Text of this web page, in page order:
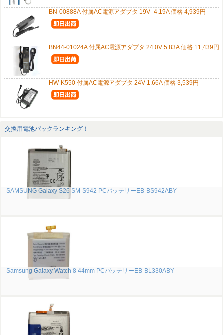
BN-00888A 付属AC電源アダプタ 19V--4.19A 価格 4,939円
BN44-01024A 付属AC電源アダプタ 24.0V 5.83A 価格 11,439円
HW-K550 付属AC電源アダプタ 24V 1.66A 価格 3,539円
交換用電池パックランキング！
SAMSUNG Galaxy S26 SM-S942 PCバッテリーEB-BS942ABY
Samsung Galaxy Watch 8 44mm PCバッテリーEB-BL330ABY